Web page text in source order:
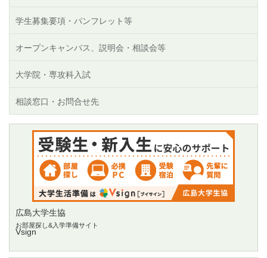
学生募集要項・パンフレット等
オープンキャンパス、説明会・相談会等
大学院・専攻科入試
相談窓口・お問合せ先
広島大学生協
お部屋探し&入学準備サイト
Vsign